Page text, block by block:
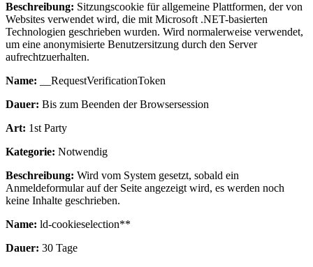
Beschreibung: Sitzungscookie für allgemeine Plattformen, der von
Websites verwendet wird, die mit Microsoft .NET-basierten
Technologien geschrieben wurden. Wird normalerweise verwendet,
um eine anonymisierte Benutzersitzung durch den Server
aufrechtzuerhalten.
Name: __RequestVerificationToken
Dauer: Bis zum Beenden der Browsersession
Art: 1st Party
Kategorie: Notwendig
Beschreibung: Wird vom System gesetzt, sobald ein
Anmeldeformular auf der Seite angezeigt wird, es werden noch
keine Inhalte geschrieben.
Name: ld-cookieselection**
Dauer: 30 Tage